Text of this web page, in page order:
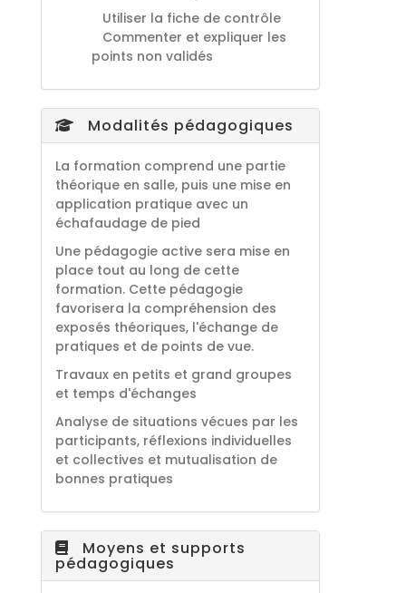
Utiliser la fiche de contrôle
Commenter et expliquer les
points non validés
Modalités pédagogiques
La formation comprend une partie
théorique en salle, puis une mise en
application pratique avec un
échafaudage de pied
Une pédagogie active sera mise en
place tout au long de cette
formation. Cette pédagogie
favorisera la compréhension des
exposés théoriques, l'échange de
pratiques et de points de vue.
Travaux en petits et grand groupes
et temps d'échanges
Analyse de situations vécues par les
participants, réflexions individuelles
et collectives et mutualisation de
bonnes pratiques
Moyens et supports
pédagogiques